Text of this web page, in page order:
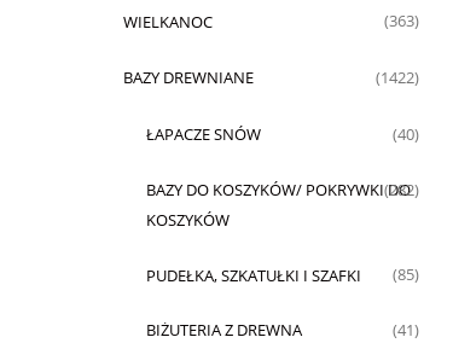
WIELKANOC (363)
BAZY DREWNIANE (1422)
ŁAPACZE SNÓW (40)
BAZY DO KOSZYKÓW/ POKRYWKI DO
KOSZYKÓW
(282)
PUDEŁKA, SZKATUŁKI I SZAFKI (85)
BIŻUTERIA Z DREWNA (41)